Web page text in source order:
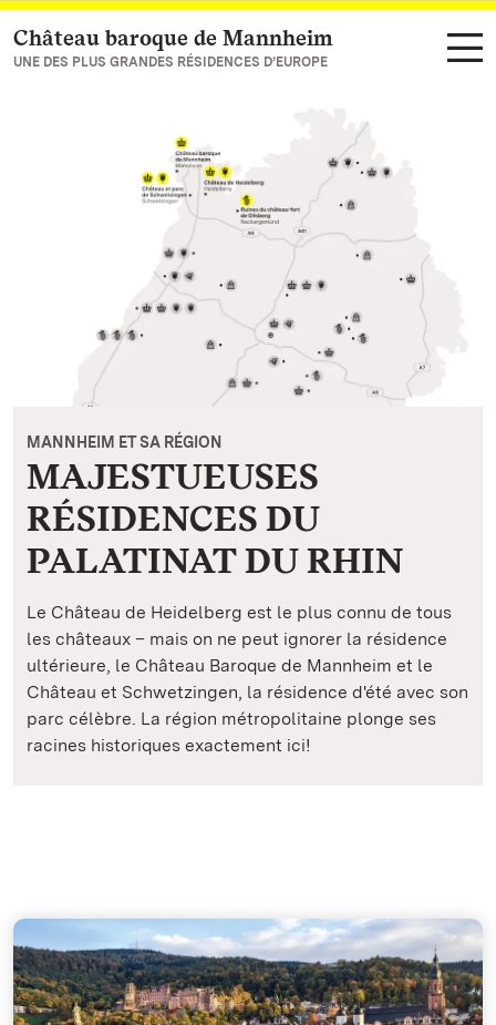
Vers la page d’accueil
Château baroque de Mannheim
UNE DES PLUS GRANDES RÉSIDENCES D’EUROPE
MANNHEIM ET SA RÉGION
MAJESTUEUSES
RÉSIDENCES DU
PALATINAT DU RHIN
Le Château de Heidelberg est le plus connu de tous
les châteaux – mais on ne peut ignorer la résidence
ultérieure, le Château Baroque de Mannheim et le
Château et Schwetzingen, la résidence d'été avec son
parc célèbre. La région métropolitaine plonge ses
racines historiques exactement ici!